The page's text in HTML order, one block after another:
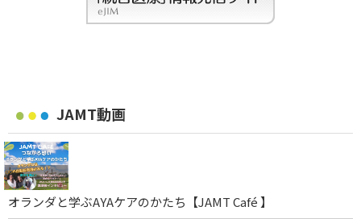
JAMT動画
オランダと学ぶAYAケアのかたち【JAMT Café 】